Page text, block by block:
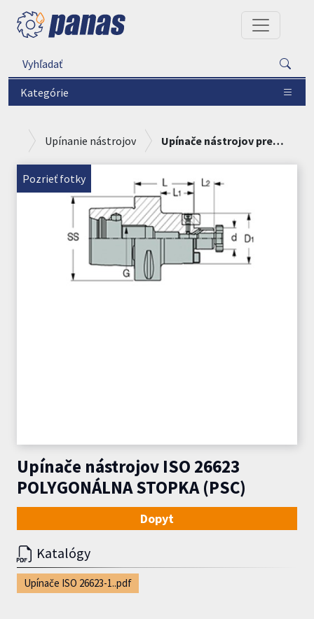
Kategórie
Upínanie nástrojov Upínače nástrojov pre CNC a klasické obrábacie stroje
Pozrieť fotky
Upínače nástrojov ISO 26623
POLYGONÁLNA STOPKA (PSC)
Dopyt
Katalógy
Upínače ISO 26623-1..pdf